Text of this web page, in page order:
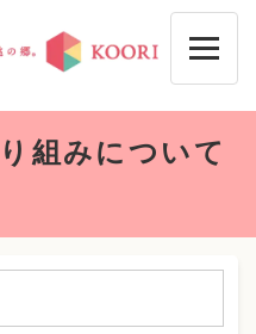
組みについて